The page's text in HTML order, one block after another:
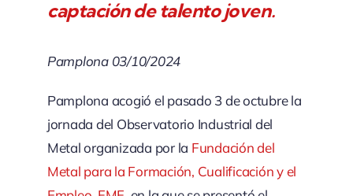
captación de talento joven.
Pamplona 03/10/2024
Pamplona acogió el pasado 3 de octubre la
jornada del Observatorio Industrial del
Metal organizada por la Fundación del
Metal para la Formación, Cualificación y el